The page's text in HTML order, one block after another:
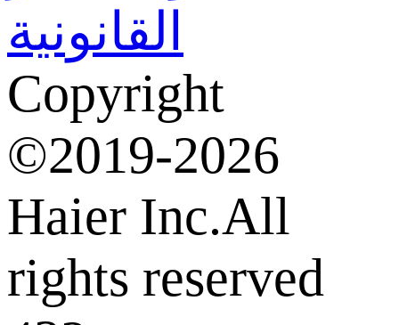
القانونية
Copyright
©2019-2026
Haier Inc.All
rights reserved